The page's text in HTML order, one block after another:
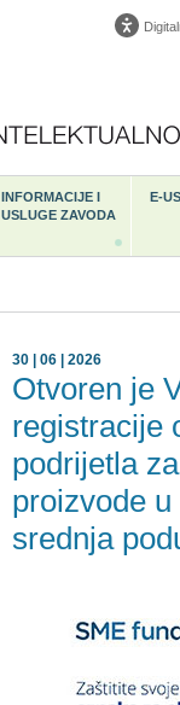
INFORMACIJE I
USLUGE ZAVODA
E-
30 | 06 | 2026
Otvoren je
registracije
podrijetla
proizvode
srednja